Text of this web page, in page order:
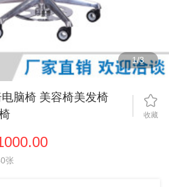
1/3
脑椅 美容椅美发椅
收藏
张